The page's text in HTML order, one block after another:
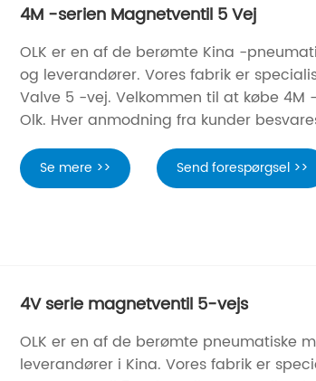
4M -serien Magnetventil 5 Vej
OLK er en af ​​de berømte Kina -
og leverandører. Vores fabrik er
Valve 5 -vej. Velkommen til at købe 4M
Olk. Hver anmodning fra kunder
Se mere >> Send forespørgsel >>
4V serie magnetventil 5-vejs
OLK er en af ​​de berømte pneumatiske
leverandører i Kina. Vores fabrik er